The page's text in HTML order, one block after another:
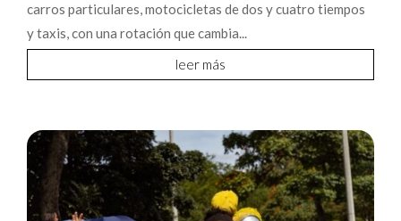
carros particulares, motocicletas de dos y cuatro tiempos
y taxis, con una rotación que cambia...
leer más